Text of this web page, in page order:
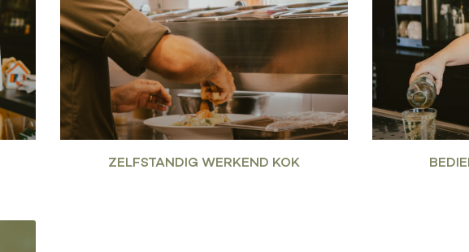
ZELFSTANDIG WERKEND KOK